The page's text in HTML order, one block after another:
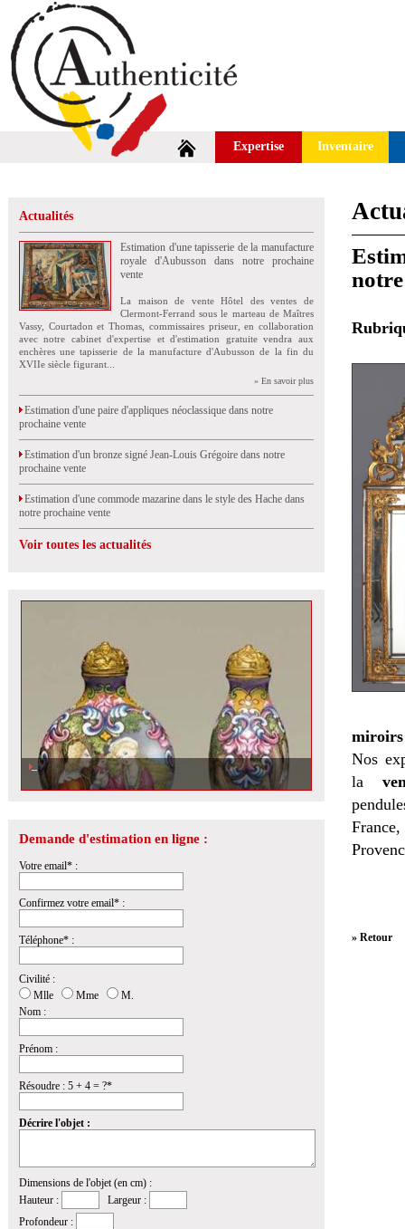
Expertise Inventaire
Actualités
Estimation d'une tapisserie de la manufacture
royale d'Aubusson dans notre prochaine
vente
La maison de vente Hôtel des ventes de
Clermont-Ferrand sous le marteau de Maîtres
Vassy, Courtadon et Thomas, commissaires priseur, en collaboration
avec notre cabinet d'expertise et d'estimation gratuite vendra aux
enchères une tapisserie de la manufacture d'Aubusson de la fin du
XVIIe siècle figurant...
» En savoir plus
Estimation d'une paire d'appliques néoclassique dans notre
prochaine vente
Estimation d'un bronze signé Jean-Louis Grégoire dans notre
prochaine vente
Estimation d'une commode mazarine dans le style des Hache dans
notre prochaine vente
Voir toutes les actualités
Demande d'estimation en ligne :
Votre email* :
Confirmez votre email* :
Téléphone* :
Civilité :
Mlle
Mme
M.
Nom :
Prénom :
Résoudre : 5 + 4 = ?*
Décrire l'objet :
Dimensions de l'objet (en cm) :
Hauteur :
Largeur :
Profondeur :
miroirs
Nos
la
» Retour